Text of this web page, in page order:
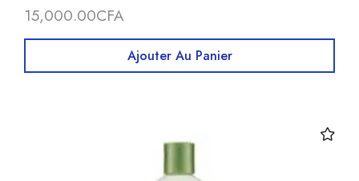
15,000.00CFA
Ajouter Au Panier